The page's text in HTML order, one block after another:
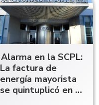
Alarma en la SCPL:
La factura de
energía mayorista
se quintuplicó en 5